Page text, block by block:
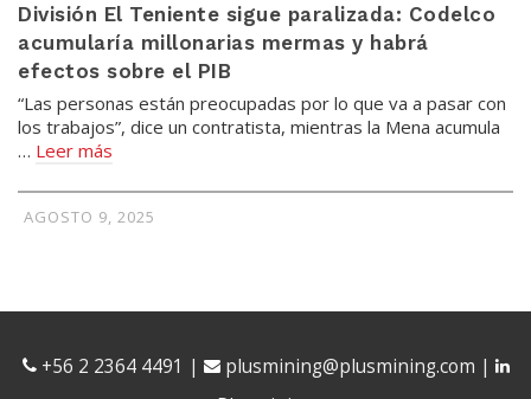
División El Teniente sigue paralizada: Codelco
acumularía millonarias mermas y habrá
efectos sobre el PIB
“Las personas están preocupadas por lo que va a pasar con
los trabajos”, dice un contratista, mientras la Mena acumula
… Leer más
AGOSTO 9, 2025
+56 2 2364 4491 | plusmining@plusmining.com |